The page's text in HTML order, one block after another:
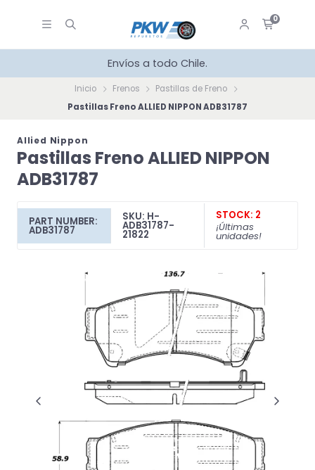
0
Envíos a todo Chile.
Inicio Frenos
Pastillas de Freno
Pastillas Freno ALLIED NIPPON ADB31787
Allied Nippon
Pastillas Freno ALLIED NIPPON
ADB31787
PART NUMBER:
ADB31787
SKU: H-
ADB31787-
21822
STOCK: 2
¡Últimas
unidades!